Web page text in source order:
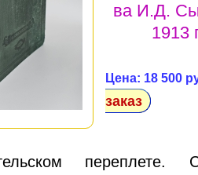
ва И.Д.
1913
Цена: 18 500
заказ
переплете.